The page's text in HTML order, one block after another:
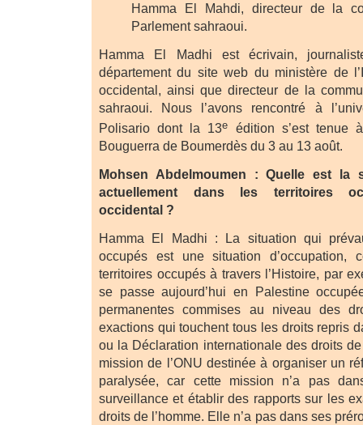
Hamma El Mahdi, directeur de la
Parlement sahraoui.
Hamma El Madhi est écrivain,
département du site web du ministère de
occidental, ainsi que directeur de la
sahraoui. Nous l’avons rencontré à
Polisario dont la 13e
édition s’est tenue
Bouguerra de Boumerdès du 3 au 13 août.
Mohsen Abdelmoumen : Quelle est la
actuellement dans les territoires
occidental ?
Hamma El Madhi : La situation qui
occupés est une situation d’occupation,
territoires occupés à travers l’Histoire, par
se passe aujourd’hui en Palestine
permanentes commises au niveau des
exactions qui touchent tous les droits repris
ou la Déclaration internationale des droits
mission de l’ONU destinée à organiser un
paralysée, car cette mission n’a pas
surveillance et établir des rapports sur les
droits de l’homme. Elle n’a pas dans ses